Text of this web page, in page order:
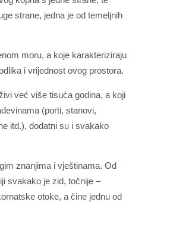
strane, jedna je od temeljnih
moru, a koje karakteriziraju
i vrijednost ovog prostora.
već više tisuća godina, a koji
(porti, stanovi,
itd.), dodatni su i svakako
znanjima i vještinama. Od
svakako je zid, točnije –
otoke, a čine jednu od